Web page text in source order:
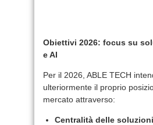
Obiettivi 2026: focus su
e AI
Per il 2026, ABLE TECH
ulteriormente il proprio
mercato attraverso:
Centralità delle soluzioni